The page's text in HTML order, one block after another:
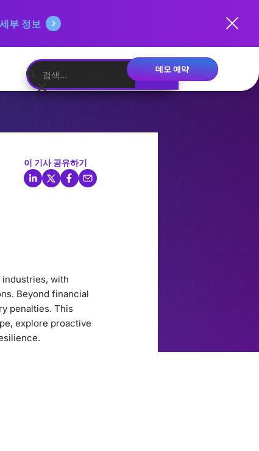
세부 정보
데모 예약
이 기사 공유하기
industries, with
Beyond financial
penalties. This
explore proactive